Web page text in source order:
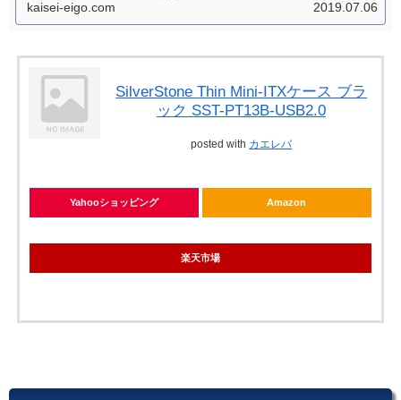
kaisei-eigo.com 2019.07.06
SilverStone Thin Mini-ITXケース ブラ
ック SST-PT13B-USB2.0
posted with カエレバ
Yahooショッピング Amazon
楽天市場